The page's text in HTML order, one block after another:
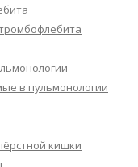
в пульмонологии
кишки